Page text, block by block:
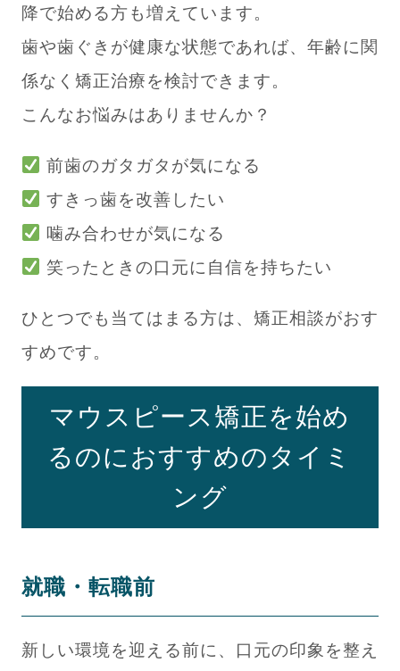
降で始める方も増えています。
歯や歯ぐきが健康な状態であれば、年齢に関
係なく矯正治療を検討できます。
こんなお悩みはありませんか？
前歯のガタガタが気になる
すきっ歯を改善したい
噛み合わせが気になる
笑ったときの口元に自信を持ちたい
ひとつでも当てはまる方は、矯正相談がおす
すめです。
マウスピース矯正を始め
るのにおすすめのタイミ
ング
就職・転職前
新しい環境を迎える前に、口元の印象を整え